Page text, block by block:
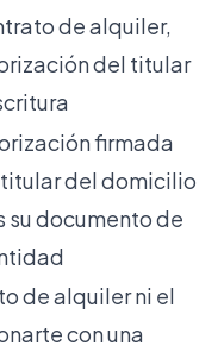
de alquiler,
del titular
firmada
del domicilio
su documento de
de alquiler ni el
con una